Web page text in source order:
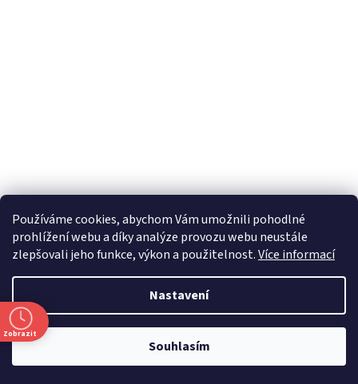
Používáme cookies, abychom Vám umožnili pohodlné
prohlížení webu a díky analýze provozu webu neustále
zlepšovali jeho funkce, výkon a použitelnost.Více informací
Nastavení
Souhlasím
Zobrazit